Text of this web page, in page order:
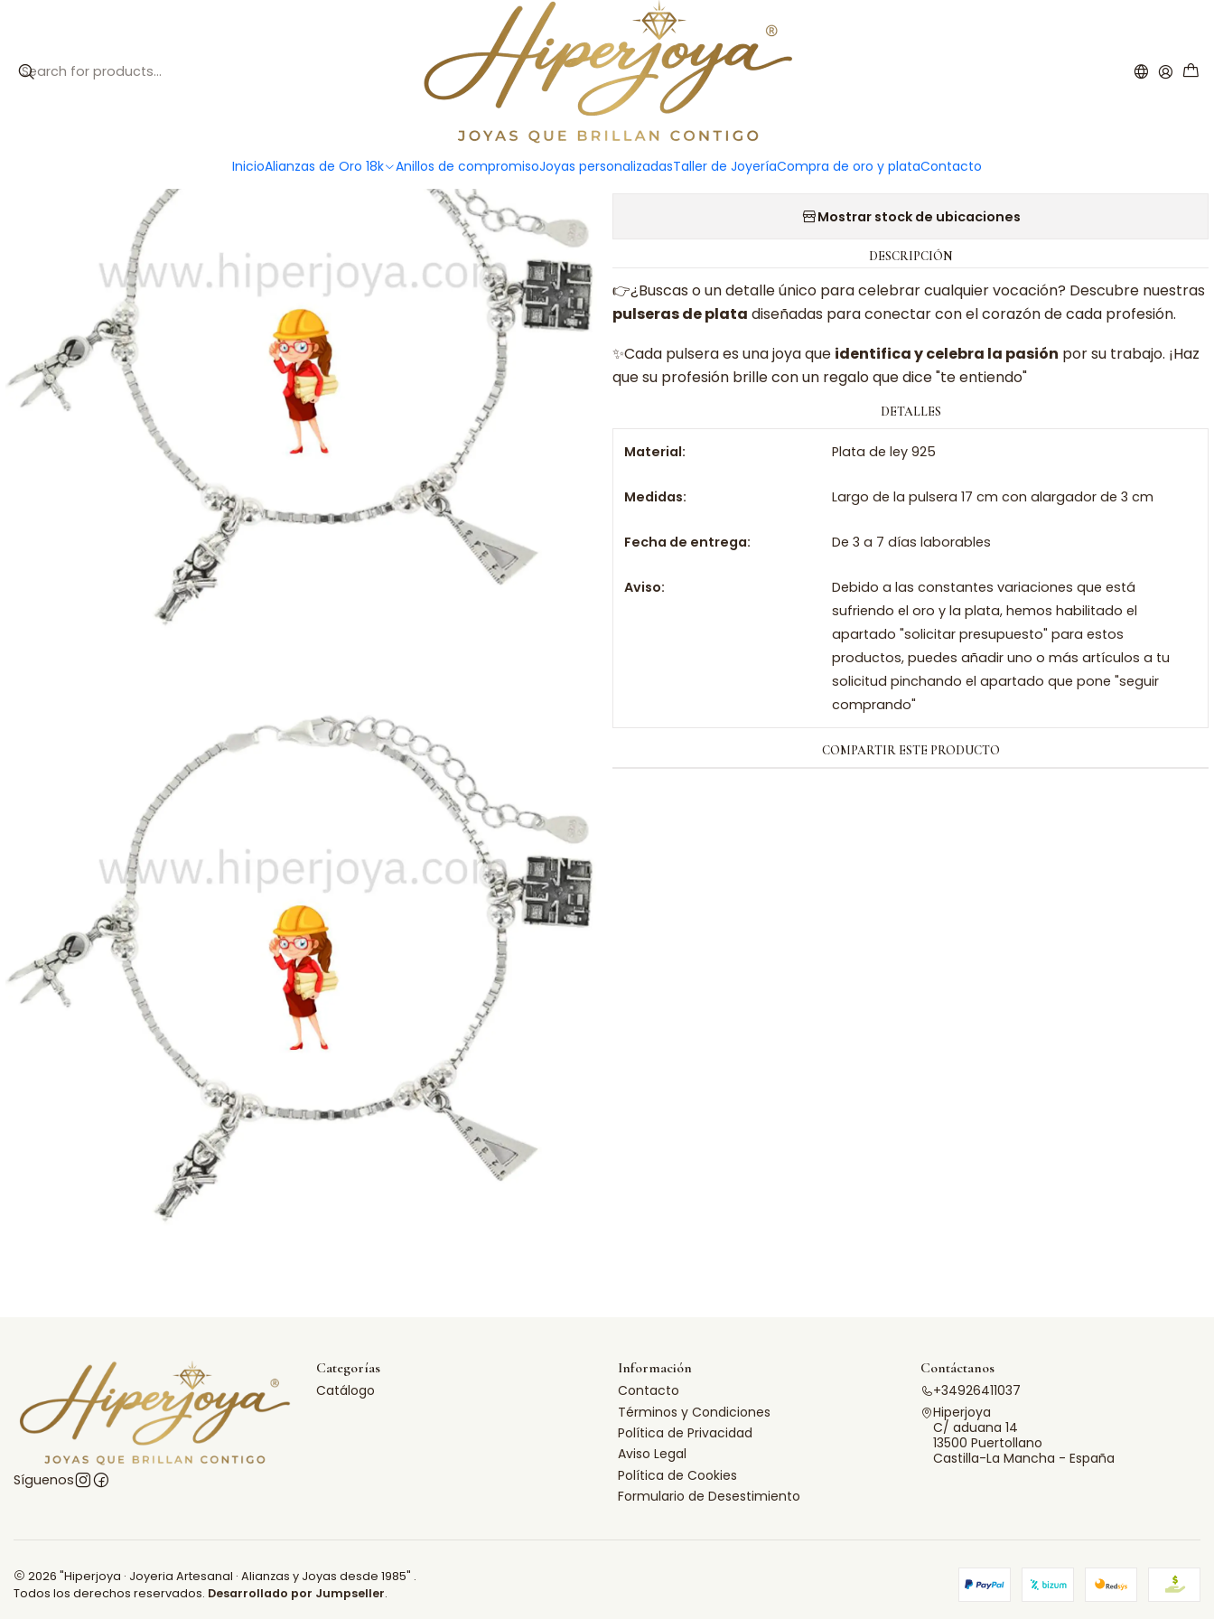
InicioAlianzas de Oro 18k Anillos de compromisoJoyas personalizadasTaller de JoyeríaCompra de oro y plataContacto
Solicitar presupuesto
Agregar a la lista de favoritos
Mostrar stock de ubicaciones
DESCRIPCIÓN
👉¿Buscas o un detalle único para celebrar cualquier vocación? Descubre nuestras
pulseras de plata diseñadas para conectar con el corazón de cada profesión.
✨Cada pulsera es una joya que identifica y celebra la pasión por su trabajo. ¡Haz
que su profesión brille con un regalo que dice "te entiendo"
DETALLES
Material: Plata de ley 925
Medidas: Largo de la pulsera 17 cm con alargador de 3 cm
Fecha de entrega: De 3 a 7 días laborables
Aviso:
Debido a las constantes variaciones que está
sufriendo el oro y la plata, hemos habilitado el
apartado "solicitar presupuesto" para estos
productos, puedes añadir uno o más artículos a tu
solicitud pinchando el apartado que pone "seguir
comprando"
COMPARTIR ESTE PRODUCTO
Síguenos
Categorías
Catálogo
Información
Contacto
Términos y Condiciones
Política de Privacidad
Aviso Legal
Política de Cookies
Formulario de Desestimiento
Contáctanos
+34926411037
Hiperjoya
C/ aduana 14
13500 Puertollano
Castilla-La Mancha - España
2026 "Hiperjoya · Joyeria Artesanal · Alianzas y Joyas desde 1985" .
Todos los derechos reservados. Desarrollado por Jumpseller.